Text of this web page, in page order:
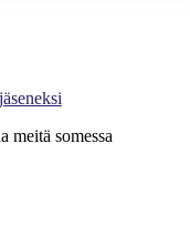
meitä somessa